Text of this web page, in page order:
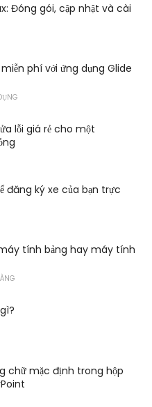
Đóng gói, cập nhật và cài
phí với ứng dụng Glide
lỗi giá rẻ cho một
đăng ký xe của bạn trực
tính bảng hay máy tính
chữ mặc định trong hộp